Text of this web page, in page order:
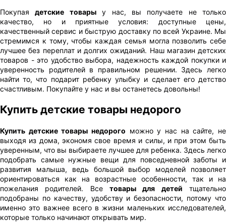
Покупаядетские товарыу нас, вы получаете не только
качество, но и приятные условия: доступные цены,
качественный сервис и быструю доставку по всей Украине. Мы
стремимся к тому, чтобы каждая семья могла позволить себе
лучшее без переплат и долгих ожиданий. Наш магазин детских
товаров - это удобство выбора, надежность каждой покупки и
уверенность родителей в правильном решении. Здесь легко
найти то, что подарит ребенку улыбку и сделает его детство
счастливым. Покупайте у нас и вы останетесь довольны!
Купить детские товары недорого
Купить детские товары недорого можно у нас на сайте, не
выходя из дома, экономя свое время и силы, и при этом быть
уверенным, что вы выбираете лучшее для ребенка. Здесь легко
подобрать самые нужные вещи для повседневной заботы и
развития малыша, ведь большой выбор моделей позволяет
ориентироваться как на возрастные особенности, так и на
пожелания родителей. Все товары для детей тщательно
подобраны по качеству, удобству и безопасности, потому что
именно это важнее всего в жизни маленьких исследователей,
которые только начинают открывать мир.